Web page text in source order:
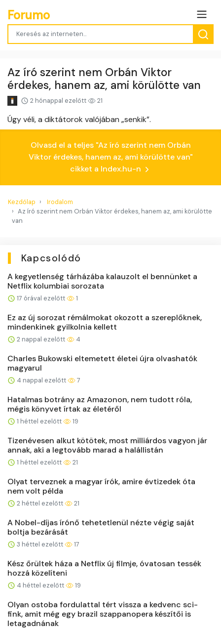
Forumo
Az író szerint nem Orbán Viktor
érdekes, hanem az, ami körülötte van
2 hónappal ezelőtt 21
Úgy véli, a diktátorok valójában „senkik”.
Olvasd el a teljes "Az író szerint nem Orbán
Viktor érdekes, hanem az, ami körülötte van"
cikket a Index.hu-n
Kezdőlap
Irodalom
Az író szerint nem Orbán Viktor érdekes, hanem az, ami körülötte
van
Kapcsolódó
A kegyetlenség tárházába kalauzolt el bennünket a
Netflix kolumbiai sorozata
17 órával ezelőtt 1
Ez az új sorozat rémálmokat okozott a szereplőknek,
mindenkinek gyilkolnia kellett
2 nappal ezelőtt 4
Charles Bukowski eltemetett életei újra olvashatók
magyarul
4 nappal ezelőtt 7
Hatalmas botrány az Amazonon, nem tudott róla,
mégis könyvet írtak az életéről
1 héttel ezelőtt 19
Tizenévesen alkut kötötek, most milliárdos vagyon jár
annak, aki a legtovább marad a halállistán
1 héttel ezelőtt 21
Olyat terveznek a magyar írók, amire évtizedek óta
nem volt példa
2 héttel ezelőtt 21
A Nobel-díjas írónő tehetetlenül nézte végig saját
boltja bezárását
3 héttel ezelőtt 17
Kész őrültek háza a Netflix új filmje, óvatosan tessék
hozzá közelíteni
4 héttel ezelőtt 19
Olyan ostoba fordulattal tért vissza a kedvenc sci-
fink, amit még egy brazil szappanopera készítői is
letagadnának